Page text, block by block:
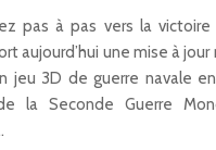
pas à pas vers la
aujourd’hui une mise à
jeu 3D de guerre navale
la Seconde Guerre